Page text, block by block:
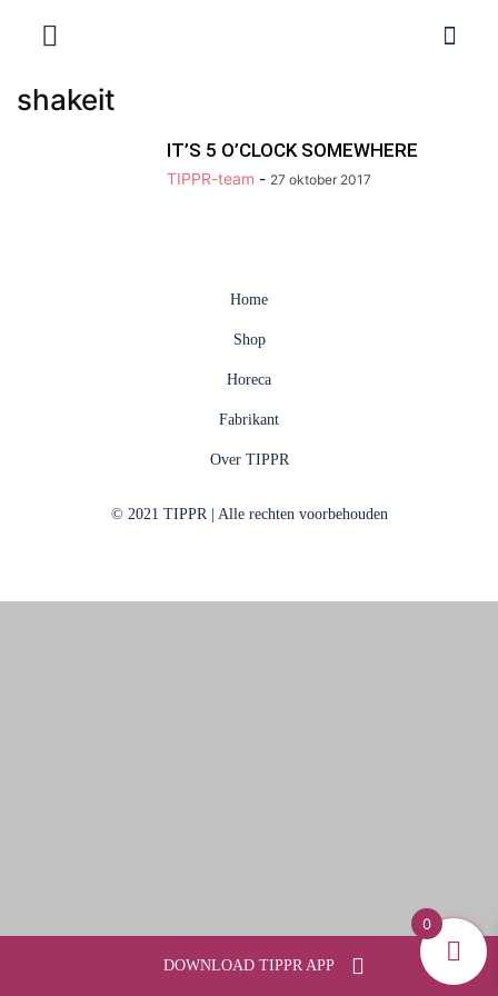
shakeit
IT’S 5 O’CLOCK SOMEWHERE
TIPPR-team - 27 oktober 2017
Home
Shop
Horeca
Fabrikant
Over TIPPR
DOWNLOAD TIPPR APP
© 2021 TIPPR | Alle rechten voorbehouden
0